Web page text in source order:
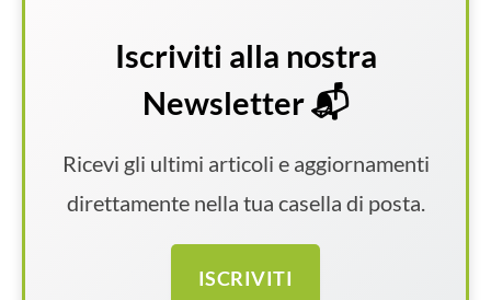
Iscriviti alla nostra
Newsletter 📬
Ricevi gli ultimi articoli e aggiornamenti
direttamente nella tua casella di posta.
ISCRIVITI